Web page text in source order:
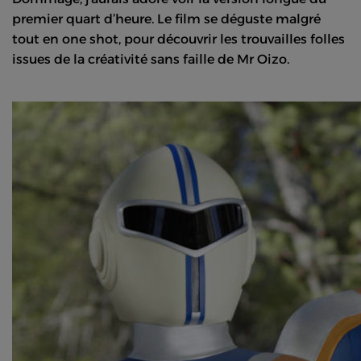
premier quart d’heure. Le film se déguste malgré
tout en one shot, pour découvrir les trouvailles folles
issues de la créativité sans faille de Mr Oizo.